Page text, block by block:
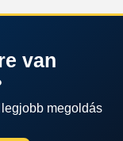
van
megoldás